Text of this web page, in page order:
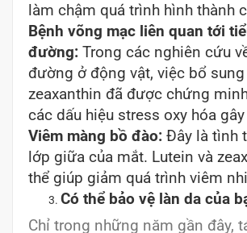
làm chậm quá trình hình thành
Bệnh võng mạc liên quan tới
đường: Trong các nghiên cứu
đường ở động vật, việc bổ
zeaxanthin đã được chứng
các dấu hiệu stress oxy hóa
Viêm màng bồ đào: Đây là tình
lớp giữa của mắt. Lutein và
thể giúp giảm quá trình viêm
Có thể bảo vệ làn da của
Chỉ trong những năm gần đây,